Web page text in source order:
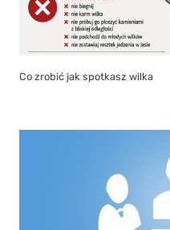
Co zrobić jak spotkasz wilka